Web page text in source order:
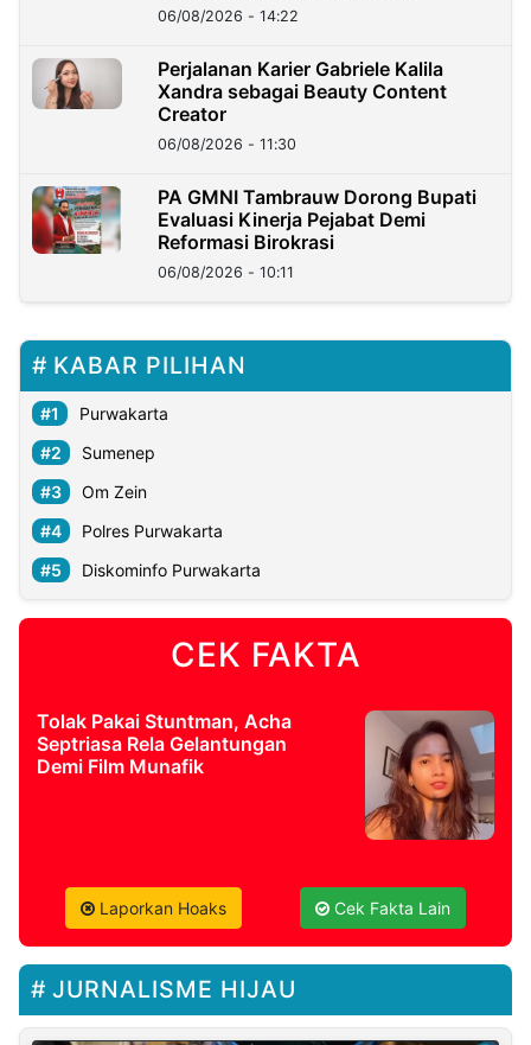
06/08/2026 - 14:22
Perjalanan Karier Gabriele Kalila
Xandra sebagai Beauty Content
Creator
06/08/2026 - 11:30
PA GMNI Tambrauw Dorong Bupati
Evaluasi Kinerja Pejabat Demi
Reformasi Birokrasi
06/08/2026 - 10:11
KABAR PILIHAN
Purwakarta
Sumenep
Om Zein
Polres Purwakarta
Diskominfo Purwakarta
CEK FAKTA
Tolak Pakai Stuntman, Acha
Septriasa Rela Gelantungan
Demi Film Munafik
Laporkan Hoaks Cek Fakta Lain
JURNALISME HIJAU